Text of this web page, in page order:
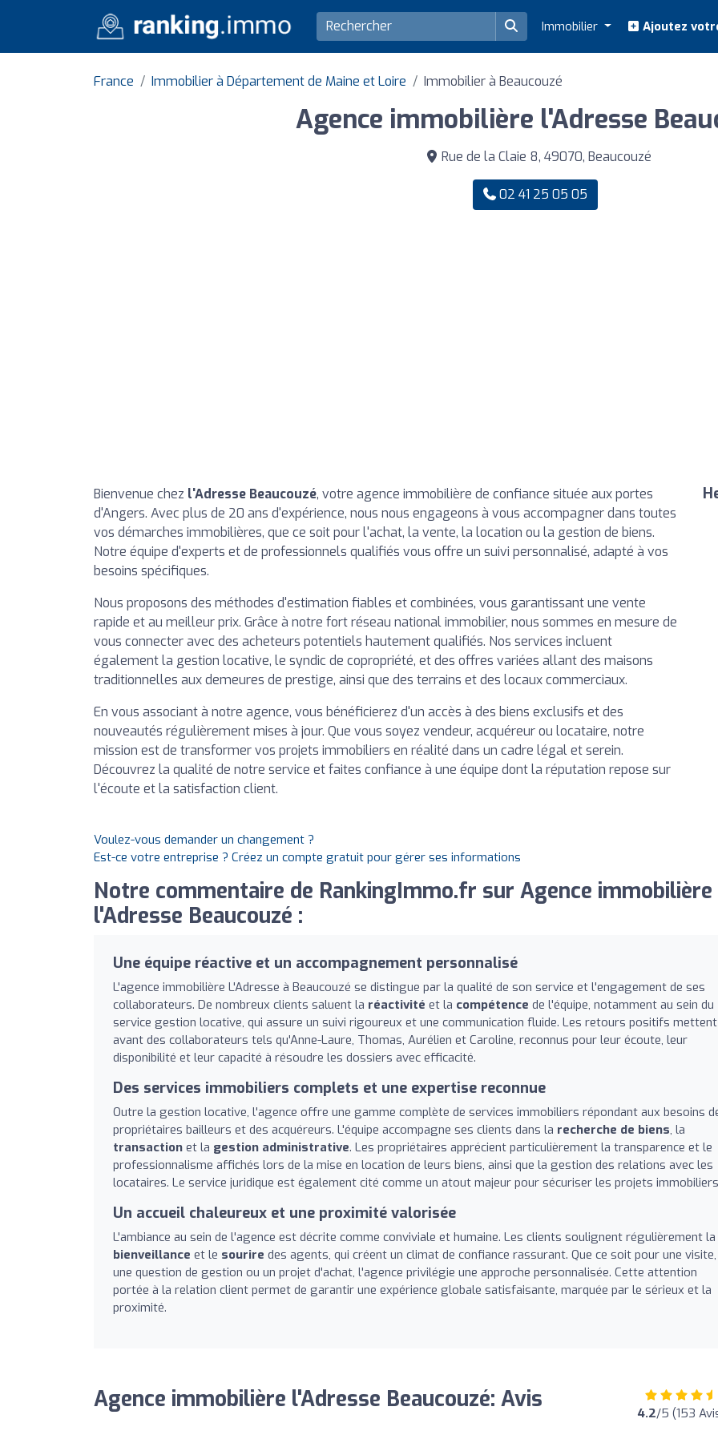
Immobilier Ajoutez
France Immobilier à Département de Maine et Loire Immobilier à Beaucouzé
Agence immobilière l'Adresse
Rue de la Claie 8, 49070, Beaucouzé
02 41 25 05 05
Bienvenue chez l'Adresse Beaucouzé, votre agence immobilière de confiance située aux portes
d'Angers. Avec plus de 20 ans d'expérience, nous nous engageons à vous accompagner dans toutes
vos démarches immobilières, que ce soit pour l'achat, la vente, la location ou la gestion de biens.
Notre équipe d'experts et de professionnels qualifiés vous offre un suivi personnalisé, adapté à vos
besoins spécifiques.
Nous proposons des méthodes d'estimation fiables et combinées, vous garantissant une vente
rapide et au meilleur prix. Grâce à notre fort réseau national immobilier, nous sommes en mesure de
vous connecter avec des acheteurs potentiels hautement qualifiés. Nos services incluent
également la gestion locative, le syndic de copropriété, et des offres variées allant des maisons
traditionnelles aux demeures de prestige, ainsi que des terrains et des locaux commerciaux.
En vous associant à notre agence, vous bénéficierez d'un accès à des biens exclusifs et des
nouveautés régulièrement mises à jour. Que vous soyez vendeur, acquéreur ou locataire, notre
mission est de transformer vos projets immobiliers en réalité dans un cadre légal et serein.
Découvrez la qualité de notre service et faites confiance à une équipe dont la réputation repose sur
l'écoute et la satisfaction client.
Voulez-vous demander un changement ?
Est-ce votre entreprise ? Créez un compte gratuit pour gérer ses informations
Notre commentaire de RankingImmo.fr sur Agence immobilière
l'Adresse Beaucouzé :
Une équipe réactive et un accompagnement personnalisé
L'agence immobilière L'Adresse à Beaucouzé se distingue par la qualité de son service et l'engagement de ses
collaborateurs. De nombreux clients saluent la réactivité et la compétence de l'équipe, notamment au sein du
service gestion locative, qui assure un suivi rigoureux et une communication fluide. Les retours positifs
avant des collaborateurs tels qu'Anne-Laure, Thomas, Aurélien et Caroline, reconnus pour leur écoute, leur
disponibilité et leur capacité à résoudre les dossiers avec efficacité.
Des services immobiliers complets et une expertise reconnue
Outre la gestion locative, l'agence offre une gamme complète de services immobiliers répondant aux besoins
propriétaires bailleurs et des acquéreurs. L'équipe accompagne ses clients dans la recherche de biens, la
transaction et la gestion administrative. Les propriétaires apprécient particulièrement la transparence et le
professionnalisme affichés lors de la mise en location de leurs biens, ainsi que la gestion des relations avec les
locataires. Le service juridique est également cité comme un atout majeur pour sécuriser les projets
Un accueil chaleureux et une proximité valorisée
L'ambiance au sein de l'agence est décrite comme conviviale et humaine. Les clients soulignent régulièrement la
bienveillance et le sourire des agents, qui créent un climat de confiance rassurant. Que ce soit pour une visite,
une question de gestion ou un projet d'achat, l'agence privilégie une approche personnalisée. Cette attention
portée à la relation client permet de garantir une expérience globale satisfaisante, marquée par le sérieux et la
proximité.
Agence immobilière l'Adresse Beaucouzé: Avis 4.2/5 (153